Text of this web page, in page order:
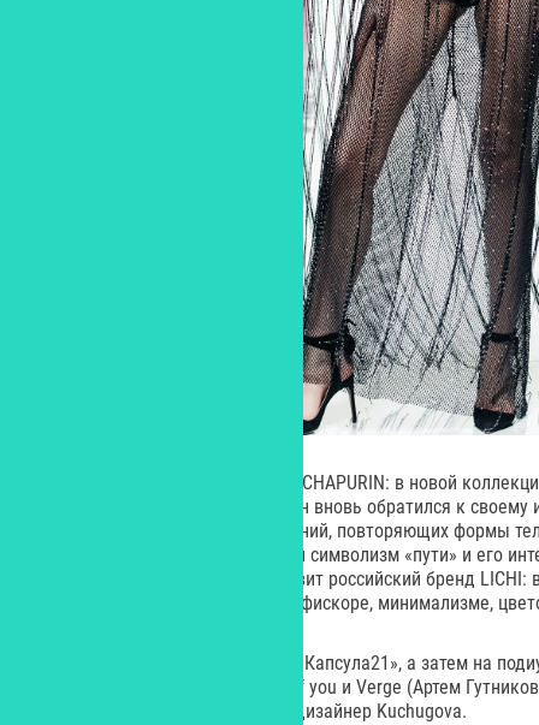
Откроет Неделю моды показ от CHAPURIN: в новой
2024/25 дизайнер Игорь Чапурин вновь обратился к
свободных силуэтов и четких линий, повторяющих формы
коллекции дизайнера вдохновил символизм «пути» и его
Затем свою коллекцию представит российский бренд LICHI:
сконцентрировал внимание на офискоре, минимализме,
Второй день начнется с показа «Капсула21», а затем на
брендов Triumvirate, Reflection of you и Verge (Артем
покажут Maison Kaleidoscope и дизайнер Kuchugova.